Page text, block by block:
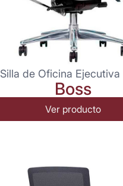
Silla de Oficina Ejecutiva
Boss
Ver producto